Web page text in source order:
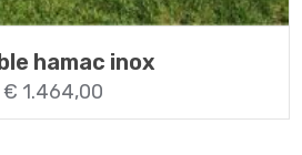
hamac inox
€ 1.464,00